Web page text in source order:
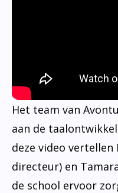
Het team van
aan de
deze video
directeur) en
de school ervoor